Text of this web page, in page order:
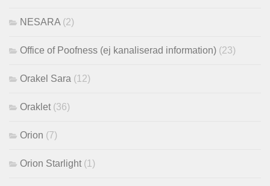
NESARA (2)
Office of Poofness (ej kanaliserad information) (23)
Orakel Sara (12)
Oraklet (36)
Orion (7)
Orion Starlight (1)